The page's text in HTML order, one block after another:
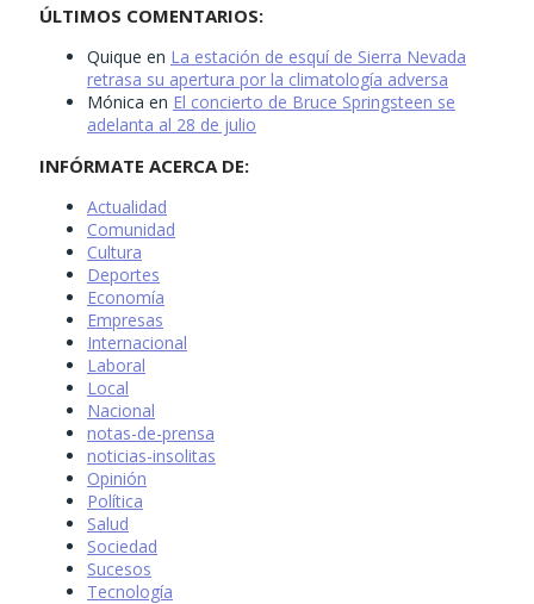
ÚLTIMOS COMENTARIOS:
Quique en La estación de esquí de Sierra Nevada
retrasa su apertura por la climatología adversa
Mónica en El concierto de Bruce Springsteen se
adelanta al 28 de julio
INFÓRMATE ACERCA DE:
Actualidad
Comunidad
Cultura
Deportes
Economía
Empresas
Internacional
Laboral
Local
Nacional
notas-de-prensa
noticias-insolitas
Opinión
Política
Salud
Sociedad
Sucesos
Tecnología